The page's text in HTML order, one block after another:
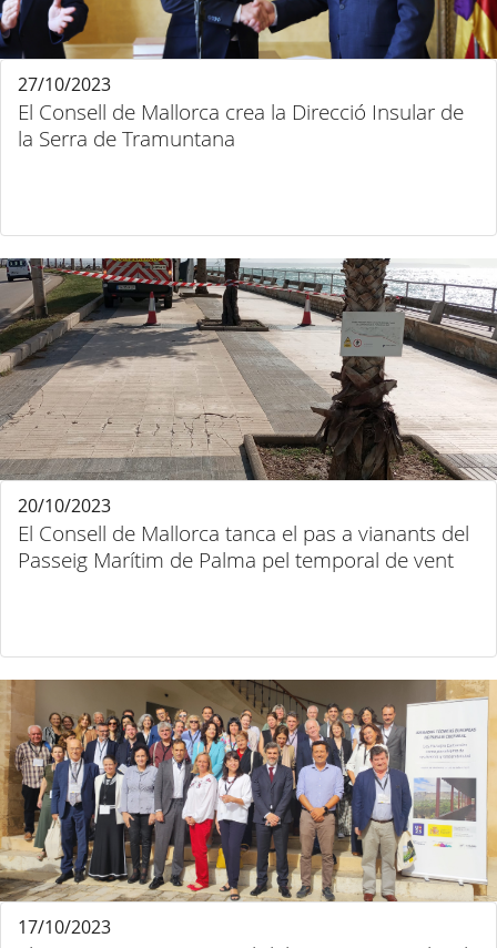
El Consell de Mallorca crea la Direcció Insular de
la Serra de Tramuntana
27/10/2023
El Consell de Mallorca tanca el pas a vianants del
Passeig Marítim de Palma pel temporal de vent
20/10/2023
17/10/2023